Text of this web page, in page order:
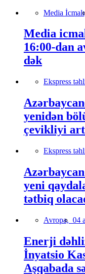
Media
Media
16:00-dan
dək
Ekspress
yenidən
çevikliyi
Ekspress
yeni
tətbiq
Avropa, 04
Enerji
İnyatsio
Aşqabada